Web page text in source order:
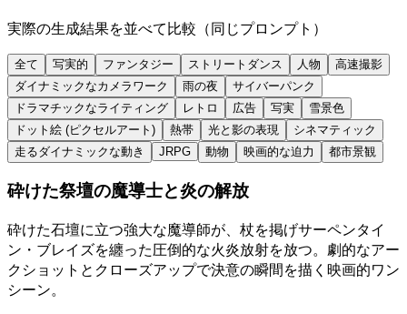
実際の生成結果を並べて比較（同じプロンプト）
全て 写実的 ファンタジー ストリートダンス 人物
高速撮影
ダイナミックなカメラワーク
雨の夜
サイバーパンク
ドラマチックなライティング
レトロ 広告 写実
雪景色
ドット絵 (ピクセルアート)
熱帯 光と影の表現
シネマティック
走るダイナミックな動き
JRPG 動物 映画的な迫力 都市景観
砕けた祭壇の魔導士と炎の解放
砕けた石壇に立つ強大な魔導師が、杖を掲げサーペンタイ
ン・ブレイズを纏った圧倒的な火炎放射を放つ。劇的なアー
クショットとクローズアップで決意の瞬間を描く映画的ワン
シーン。